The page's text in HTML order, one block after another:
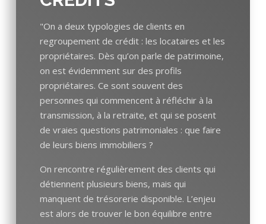
"On a deux typologies de clients en
regroupement de crédit : les locataires et les
propriétaires. Dès qu’on parle de patrimoine,
on est évidemment sur des profils
propriétaires. Ce sont souvent des
personnes qui commencent à réfléchir à la
transmission, à la retraite, et qui se posent
de vraies questions patrimoniales : que faire
de leurs biens immobiliers ?
On rencontre régulièrement des clients qui
détiennent plusieurs biens, mais qui
manquent de trésorerie disponible. L’enjeu
est alors de trouver le bon équilibre entre